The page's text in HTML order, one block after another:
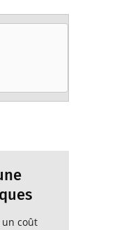
un coût